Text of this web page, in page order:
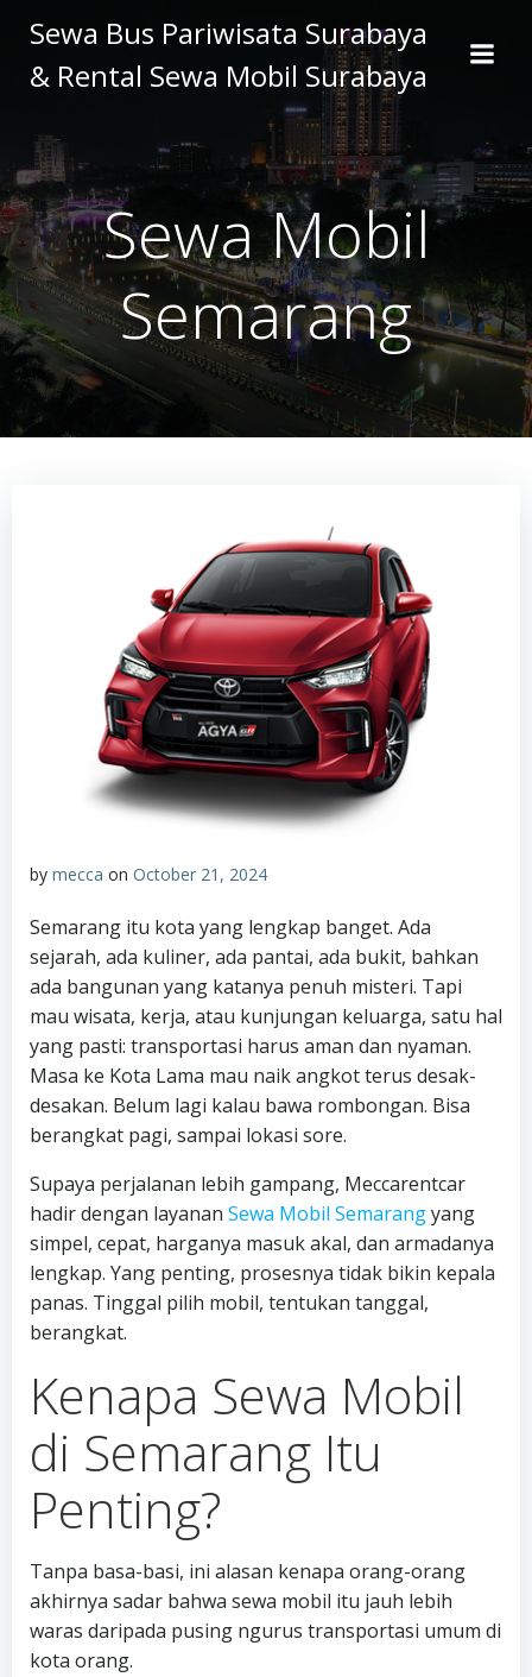
to
content
Sewa Bus Pariwisata Surabaya
& Rental Sewa Mobil Surabaya
Sewa Mobil
Semarang
by mecca on October 21, 2024
Semarang itu kota yang lengkap banget. Ada
sejarah, ada kuliner, ada pantai, ada bukit, bahkan
ada bangunan yang katanya penuh misteri. Tapi
mau wisata, kerja, atau kunjungan keluarga, satu hal
yang pasti: transportasi harus aman dan nyaman.
Masa ke Kota Lama mau naik angkot terus desak-
desakan. Belum lagi kalau bawa rombongan. Bisa
berangkat pagi, sampai lokasi sore.
Supaya perjalanan lebih gampang, Meccarentcar
hadir dengan layanan Sewa Mobil Semarangyang
simpel, cepat, harganya masuk akal, dan armadanya
lengkap. Yang penting, prosesnya tidak bikin kepala
panas. Tinggal pilih mobil, tentukan tanggal,
berangkat.
Kenapa Sewa Mobil
di Semarang Itu
Penting?
Tanpa basa-basi, ini alasan kenapa orang-orang
akhirnya sadar bahwa sewa mobil itu jauh lebih
waras daripada pusing ngurus transportasi umum di
kota orang.